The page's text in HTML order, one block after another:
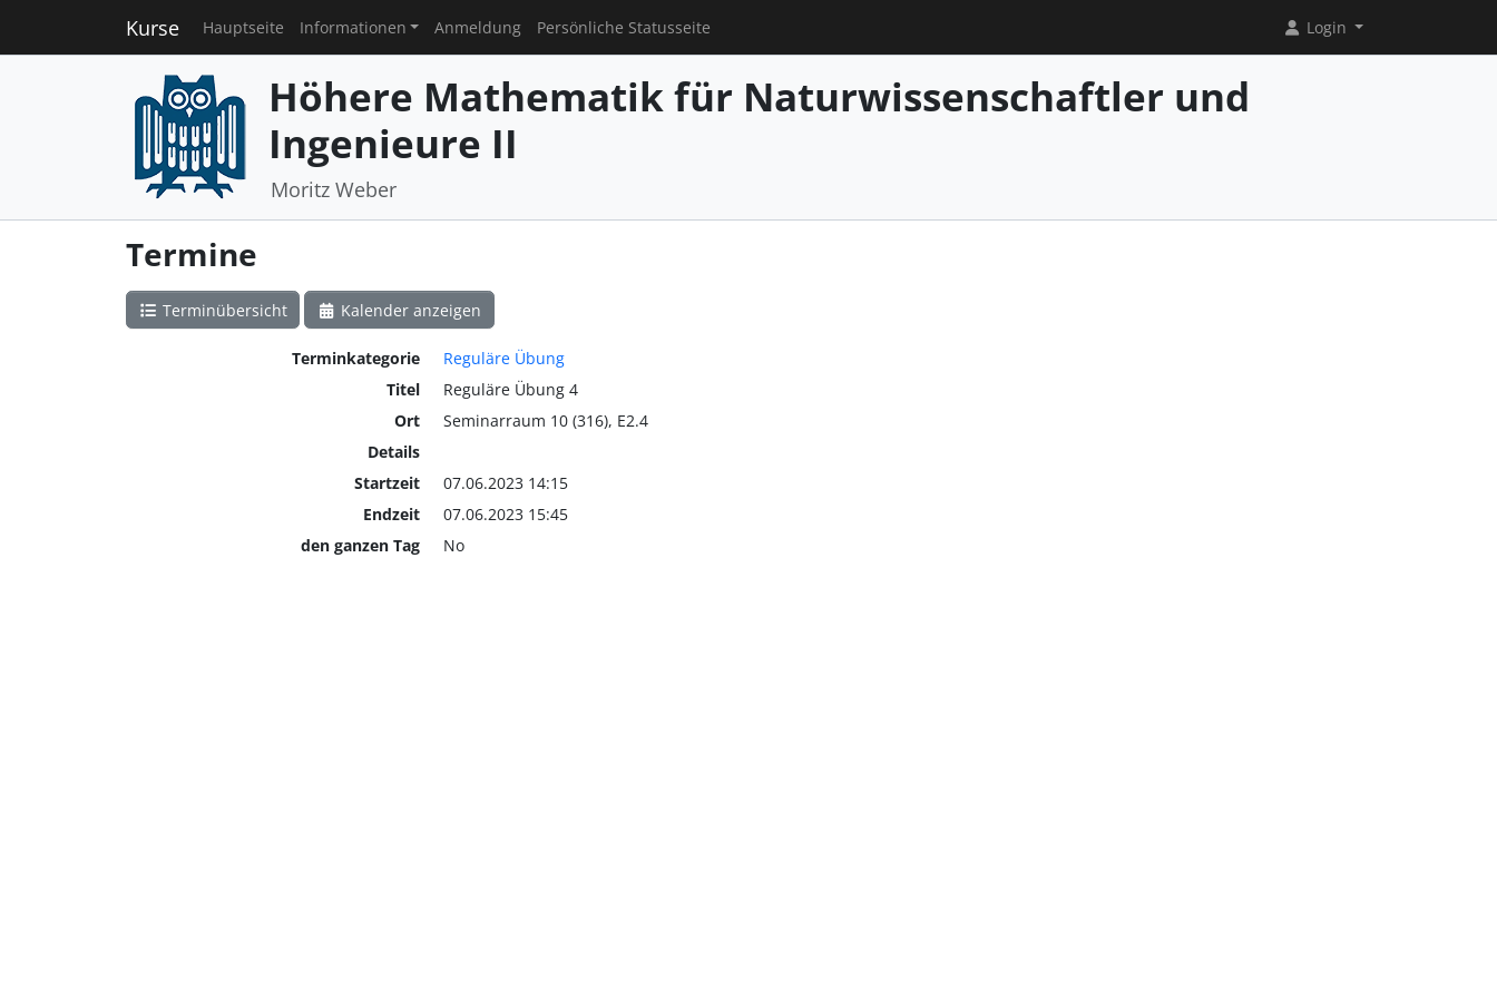
Kurse Hauptseite Informationen Anmeldung Persönliche Statusseite Login
Höhere Mathematik für Naturwissenschaftler und
Ingenieure II
Moritz Weber
Termine
Terminübersicht Kalender anzeigen
Terminkategorie
Reguläre Übung
Titel
Reguläre Übung 4
Ort
Seminarraum 10 (316), E2.4
Details
Startzeit
07.06.2023 14:15
Endzeit
07.06.2023 15:45
den ganzen Tag
No